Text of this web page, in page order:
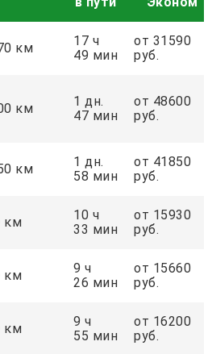
км
17 ч
49 мин
от 31590
руб.
км
1 дн.
47 мин
от 48600
руб.
км
1 дн.
58 мин
от 41850
руб.
км
10 ч
33 мин
от 15930
руб.
км
9 ч
26 мин
от 15660
руб.
км
9 ч
55 мин
от 16200
руб.